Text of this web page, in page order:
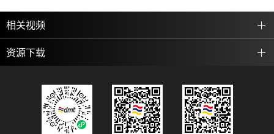
相关视频
资源下载